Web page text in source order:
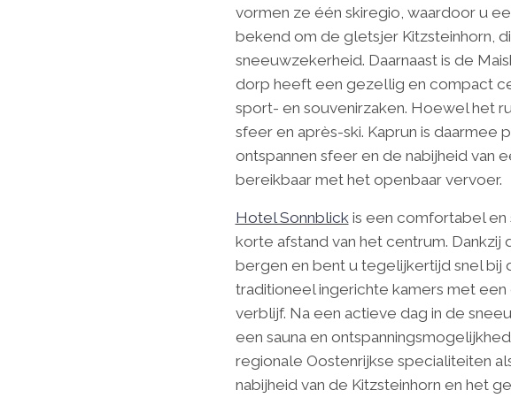
vormen ze één skiregio, waardoor u
bekend om de gletsjer Kitzsteinhorn,
sneeuwzekerheid. Daarnaast is de
dorp heeft een gezellig en compact
sport- en souvenirzaken. Hoewel het
sfeer en après-ski. Kaprun is
ontspannen sfeer en de nabijheid van
bereikbaar met het openbaar vervoer.
Hotel Sonnblick is een comfortabel en
korte afstand van het centrum.
bergen en bent u tegelijkertijd snel bij
traditioneel ingerichte kamers met
verblijf. Na een actieve dag in de
een sauna en
regionale Oostenrijkse specialiteiten
nabijheid van de Kitzsteinhorn en het